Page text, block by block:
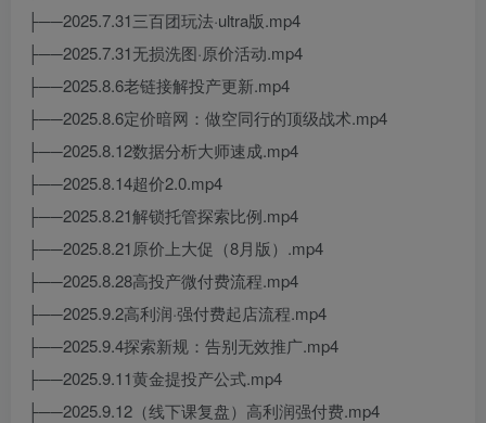
├──2025.7.31三百团玩法·ultra版.mp4
├──2025.7.31无损洗图·原价活动.mp4
├──2025.8.6老链接解投产更新.mp4
├──2025.8.6定价暗网：做空同行的顶级战术.mp4
├──2025.8.12数据分析大师速成.mp4
├──2025.8.14超价2.0.mp4
├──2025.8.21解锁托管探索比例.mp4
├──2025.8.21原价上大促（8月版）.mp4
├──2025.8.28高投产微付费流程.mp4
├──2025.9.2高利润·强付费起店流程.mp4
├──2025.9.4探索新规：告别无效推广.mp4
├──2025.9.11黄金提投产公式.mp4
├──2025.9.12（线下课复盘）高利润强付费.mp4